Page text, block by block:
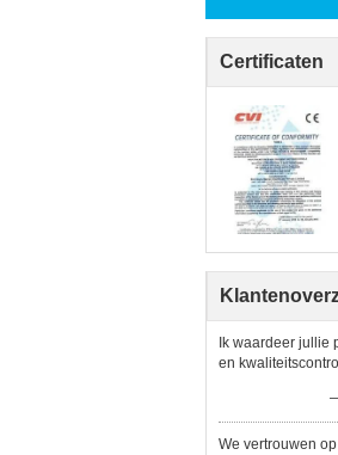
Certificaten
Ik waardeer jullie
en
We vertrouwen